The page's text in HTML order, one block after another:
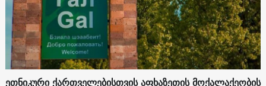
ეთნიკური ქართველებისთვის აფხაზეთის მოქალაქეობის